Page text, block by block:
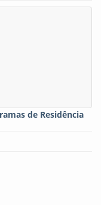
de Residência